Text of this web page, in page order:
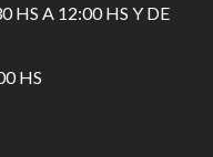
HS A 12:00 HS Y DE
HS